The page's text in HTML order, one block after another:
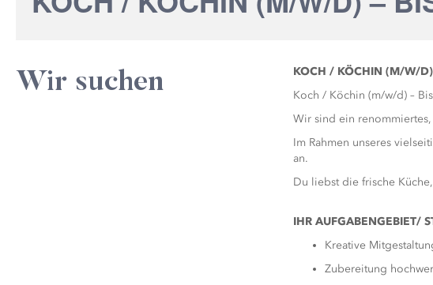
Wir suchen
KOCH / KÖCHIN (M/W/D)
Koch / Köchin (m/w/d) –
Wir sind ein
Im Rahmen unseres
an.
Du liebst die frische
IHR AUFGABENGEBIET/
Kreative
Zubereitung